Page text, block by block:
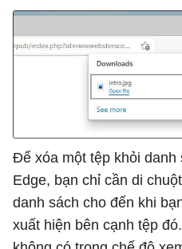
Để xóa một tệp khỏi danh
Edge, bạn chỉ cần di
danh sách cho đến khi
xuất hiện bên cạnh tệp